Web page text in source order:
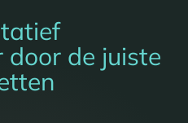
door de juiste